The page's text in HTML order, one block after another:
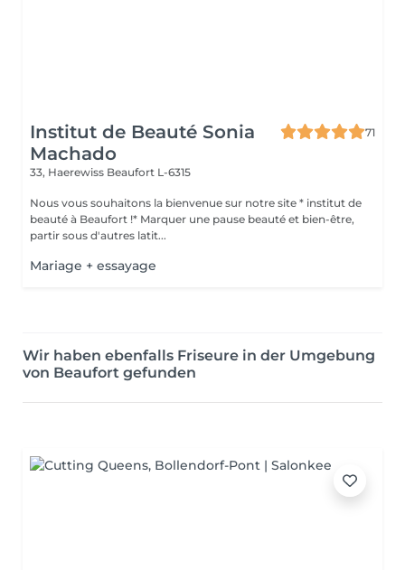
Institut de Beauté Sonia
Machado
71
33, Haerewiss Beaufort L-6315
Nous vous souhaitons la bienvenue sur notre site * institut de
beauté à Beaufort !* Marquer une pause beauté et bien-être,
partir sous d'autres latit...
Mariage + essayage
Wir haben ebenfalls Friseure in der Umgebung
von Beaufort gefunden